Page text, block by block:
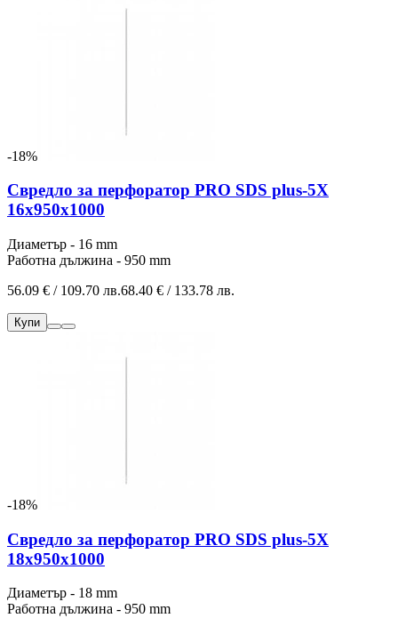
-18%
Свредло за перфоратор PRO SDS plus-5X
16x950x1000
Диаметър - 16 mm
Работна дължина - 950 mm
56.09 € / 109.70 лв.68.40 € / 133.78 лв.
Купи
-18%
Свредло за перфоратор PRO SDS plus-5X
18x950x1000
Диаметър - 18 mm
Работна дължина - 950 mm